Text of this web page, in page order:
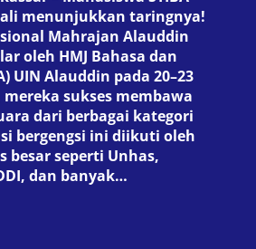
menunjukkan taringnya!
Mahrajan Alauddin
oleh HMJ Bahasa dan
UIN Alauddin pada 20–23
mereka sukses membawa
dari berbagai kategori
bergengsi ini diikuti oleh
besar seperti Unhas,
dan banyak…